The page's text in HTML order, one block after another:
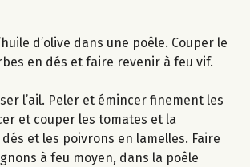
d’olive dans une poêle. Couper le
en dés et faire revenir à feu vif.
l’ail. Peler et émincer finement les
et couper les tomates et la
et les poivrons en lamelles. Faire
à feu moyen, dans la poêle